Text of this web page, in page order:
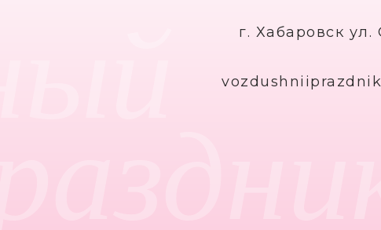
г. Хабаровск ул.